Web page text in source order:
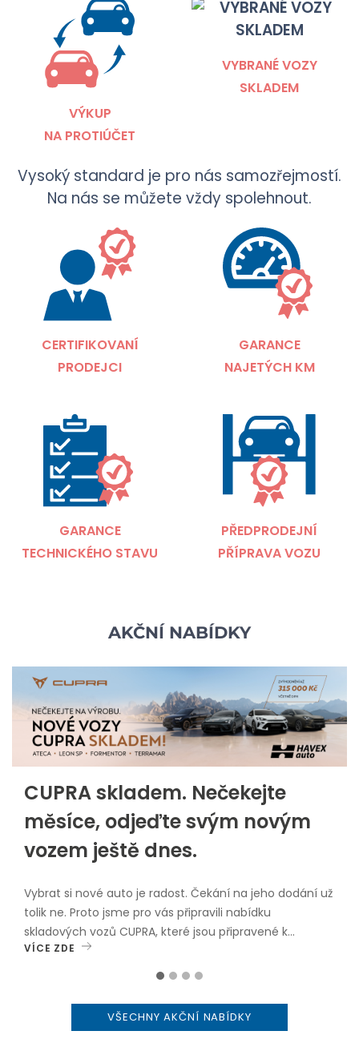
VÝKUP
NA PROTIÚČET
VYBRANÉ VOZY
SKLADEM
Vysoký standard je pro nás samozřejmostí.
Na nás se můžete vždy spolehnout.
CERTIFIKOVANÍ
PRODEJCI
GARANCE
NAJETÝCH KM
GARANCE
TECHNICKÉHO STAVU
PŘEDPRODEJNÍ
PŘÍPRAVA VOZU
AKČNÍ NABÍDKY
CUPRA skladem. Nečekejte
měsíce, odjeďte svým novým
vozem ještě dnes.
Vybrat si nové auto je radost. Čekání na jeho dodání už
tolik ne. Proto jsme pro vás připravili nabídku
skladových vozů CUPRA, které jsou připravené k
okamžitému odběru.V nabídce najdete oblíbené
nyní navíc pořídíte se zvýhodněním až 315 000 Kč
včetně DPH.Proč zvolit vůz skladem? okamžitý odběr
VÍCE ZDE
VŠECHNY AKČNÍ NABÍDKY